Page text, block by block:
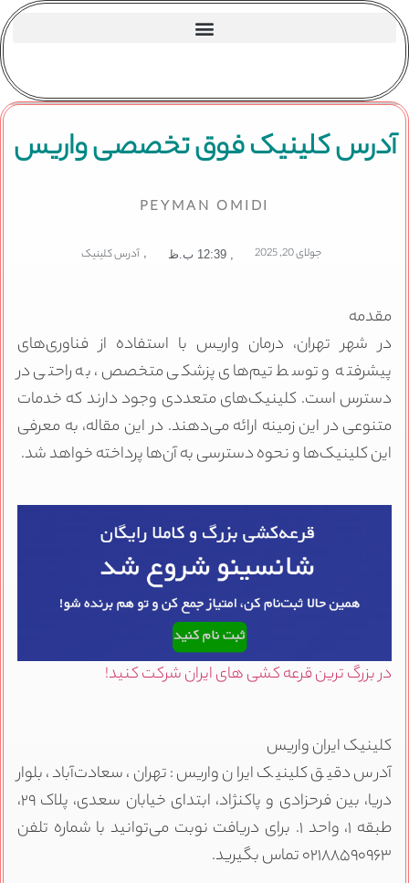
آدرس کلینیک فوق تخصصی واریس
PEYMAN OMIDI
جولای 20, 2025 12:39 ب.ظ , آدرس کلینیک
مقدمه
در شهر تهران، درمان واریس با استفاده از فناوری‌های
پیشرفته و توسط تیم‌های پزشکی متخصص، به راحتی در
دسترس است. کلینیک‌های متعددی وجود دارند که خدمات
متنوعی در این زمینه ارائه می‌دهند. در این مقاله، به معرفی
این کلینیک‌ها و نحوه دسترسی به آن‌ها پرداخته خواهد شد.
در بزرگ ترین قرعه کشی های ایران شرکت کنید!
کلینیک ایران واریس
آدرس دقیق کلینیک ایران واریس: تهران، سعادت‌آباد، بلوار
دریا، بین فرحزادی و پاکنژاد، ابتدای خیابان سعدی، پلاک ۲۹،
طبقه ۱، واحد ۱. برای دریافت نوبت می‌توانید با شماره تلفن
۰۲۱۸۸۵۹۰۹۶۳ تماس بگیرید.